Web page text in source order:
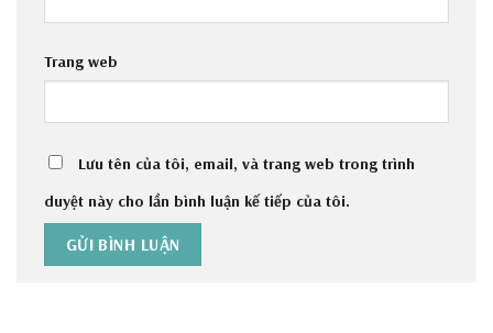
Trang web
Lưu tên của tôi, email, và trang web trong trình
duyệt này cho lần bình luận kế tiếp của tôi.